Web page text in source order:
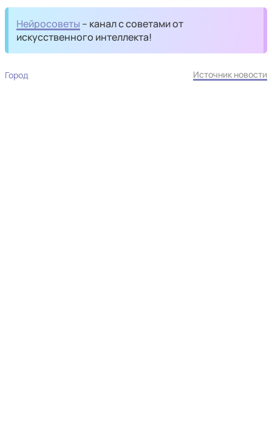
Нейросоветы – канал с советами от
искусственного интеллекта!
Город Источник новости